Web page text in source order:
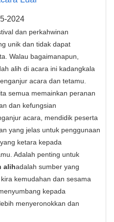
2024
dan perkahwinan
unik dan tidak dapat
Walau bagaimanapun,
alih di acara ini kadangkala
acara dan tetamu.
semua memainkan peranan
dan kefungsian
acara, mendidik peserta
yang jelas untuk penggunaan
ketara kepada
Adalah penting untuk
alihadalah sumber yang
kemudahan dan sesama
kepada
menyeronokkan dan